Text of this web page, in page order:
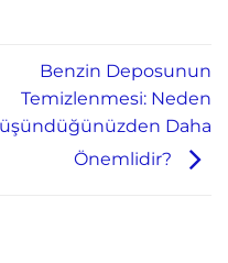
Benzin Deposunun
Temizlenmesi: Neden
Daha
Önemlidir?